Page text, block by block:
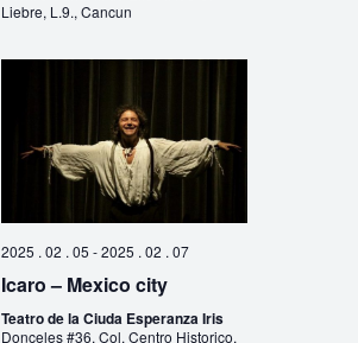
Liebre, L.9., Cancun
2025 . 02 . 05 -2025 . 02 . 07
Icaro – Mexico city
Teatro de la Ciuda Esperanza Iris
Donceles #36, Col. Centro Historico,